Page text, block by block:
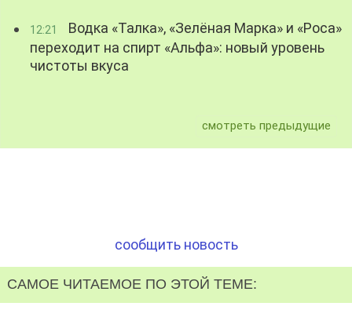
12:21
Водка «Талка», «Зелёная Марка» и «Роса»
переходит на спирт «Альфа»: новый уровень
чистоты вкуса
смотреть предыдущие
сообщить новость
САМОЕ ЧИТАЕМОЕ ПО ЭТОЙ ТЕМЕ: